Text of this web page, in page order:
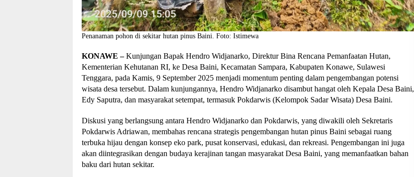
Penanaman pohon di sekitar hutan pinus Baini. Foto: Istimewa
KONAWE –Kunjungan Bapak Hendro Widjanarko, Direktur Bina Rencana Pemanfaatan Hutan,
Kementerian Kehutanan RI, ke Desa Baini, Kecamatan Sampara, Kabupaten Konawe, Sulawesi
Tenggara, pada Kamis, 9 September 2025 menjadi momentum penting dalam pengembangan potensi
wisata desa tersebut. Dalam kunjungannya, Hendro Widjanarko disambut hangat oleh Kepala Desa Baini,
Edy Saputra, dan masyarakat setempat, termasuk Pokdarwis (Kelompok Sadar Wisata) Desa Baini.
Diskusi yang berlangsung antara Hendro Widjanarko dan Pokdarwis, yang diwakili oleh Sekretaris
Pokdarwis Adriawan, membahas rencana strategis pengembangan hutan pinus Baini sebagai ruang
terbuka hijau dengan konsep eko park, pusat konservasi, edukasi, dan rekreasi. Pengembangan ini juga
akan diintegrasikan dengan budaya kerajinan tangan masyarakat Desa Baini, yang memanfaatkan bahan
baku dari hutan sekitar.